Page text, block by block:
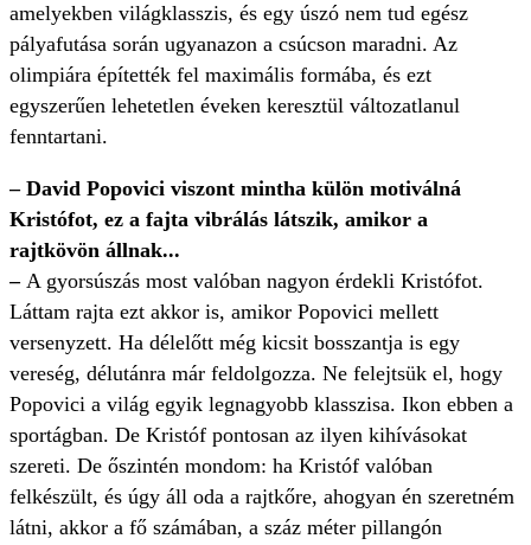
amelyekben világklasszis, és egy úszó nem tud egész
pályafutása során ugyanazon a csúcson maradni. Az
olimpiára építették fel maximális formába, és ezt
egyszerűen lehetetlen éveken keresztül változatlanul
fenntartani.
– David Popovici viszont mintha külön motiválná
Kristófot, ez a fajta vibrálás látszik, amikor a
rajtkövön állnak...
– A gyorsúszás most valóban nagyon érdekli Kristófot.
Láttam rajta ezt akkor is, amikor Popovici mellett
versenyzett. Ha délelőtt még kicsit bosszantja is egy
vereség, délutánra már feldolgozza. Ne felejtsük el, hogy
Popovici a világ egyik legnagyobb klasszisa. Ikon ebben a
sportágban. De Kristóf pontosan az ilyen kihívásokat
szereti. De őszintén mondom: ha Kristóf valóban
felkészült, és úgy áll oda a rajtkőre, ahogyan én szeretném
látni, akkor a fő számában, a száz méter pillangón